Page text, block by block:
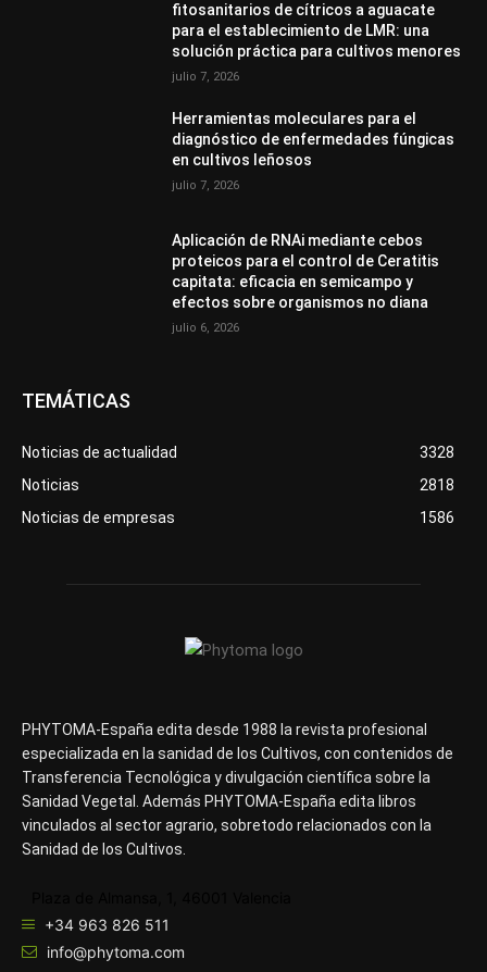
fitosanitarios de cítricos a aguacate
para el establecimiento de LMR: una
solución práctica para cultivos menores
julio 7, 2026
Herramientas moleculares para el
diagnóstico de enfermedades fúngicas
en cultivos leñosos
julio 7, 2026
Aplicación de RNAi mediante cebos
proteicos para el control de Ceratitis
capitata: eficacia en semicampo y
efectos sobre organismos no diana
julio 6, 2026
TEMÁTICAS
Noticias de actualidad
3328
Noticias
2818
Noticias de empresas
1586
PHYTOMA-España edita desde 1988 la revista profesional
especializada en la sanidad de los Cultivos, con contenidos de
Transferencia Tecnológica y divulgación científica sobre la
Sanidad Vegetal. Además PHYTOMA-España edita libros
vinculados al sector agrario, sobretodo relacionados con la
Sanidad de los Cultivos.
+34 963 826 511
info@phytoma.com